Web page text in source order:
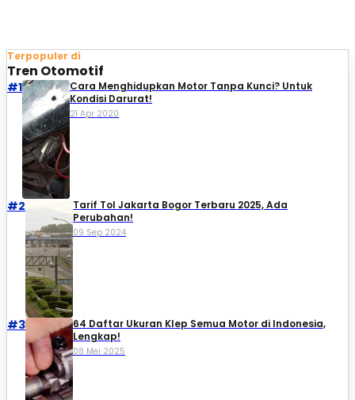
Terpopuler di
Tren Otomotif
#1
Cara Menghidupkan Motor Tanpa Kunci? Untuk
Kondisi Darurat!
21 Apr 2020
#2
Tarif Tol Jakarta Bogor Terbaru 2025, Ada
Perubahan!
09 Sep 2024
#3
64 Daftar Ukuran Klep Semua Motor di Indonesia,
Lengkap!
08 Mei 2025